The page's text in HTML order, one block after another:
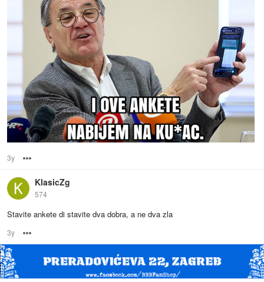
3y
KlasicZg
574
Stavite ankete di stavite dva dobra, a ne dva zla
3y